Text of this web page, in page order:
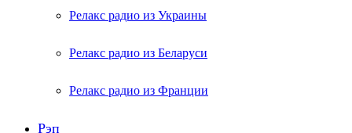
Релакс радио из Украины
Релакс радио из Беларуси
Релакс радио из Франции
Рэп